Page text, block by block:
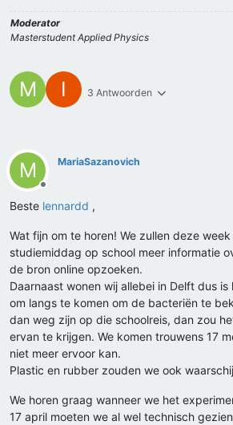
Moderator
Masterstudent Applied Physics
M I 3 Antwoorden
M
Offline
MariaSazanovich
Beste lennardd ,
Wat fijn om te horen! We zullen deze
studiemiddag op school meer informatie
de bron online opzoeken.
Daarnaast wonen wij allebei in Delft dus
om langs te komen om de bacteriën te
dan weg zijn op die schoolreis, dan zou
ervan te krijgen. We komen trouwens 17
niet meer ervoor kan.
Plastic en rubber zouden we ook
We horen graag wanneer we het
17 april moeten we al wel technisch